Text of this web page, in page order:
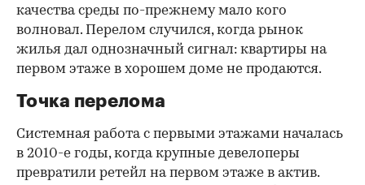
качества среды по-прежнему мало кого
волновал. Перелом случился, когда рынок
жилья дал однозначный сигнал: квартиры на
первом этаже в хорошем доме не продаются.
Точка перелома
Системная работа с первыми этажами началась
в 2010-е годы, когда крупные девелоперы
превратили ретейл на первом этаже в актив.